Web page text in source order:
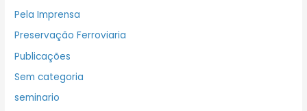
Pela Imprensa
Preservação Ferroviaria
Publicações
Sem categoria
seminario